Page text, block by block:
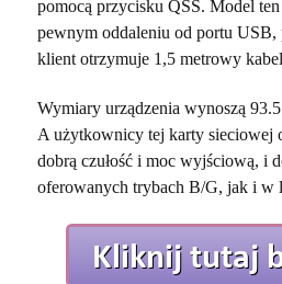
pomocą przycisku QSS. Model
pewnym oddaleniu od portu USB,
klient otrzymuje 1,5 metrowy
Wymiary urządzenia wynoszą
A użytkownicy tej karty sieciowej
dobrą czułość i moc wyjściową, i
oferowanych trybach B/G, jak i w